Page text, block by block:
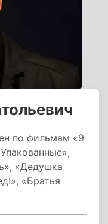
по фильмам «9
«Дедушка
«Братья